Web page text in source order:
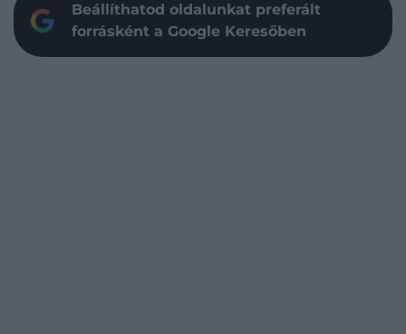
Beállíthatod oldalunkat preferált
forrásként a Google Keresőben